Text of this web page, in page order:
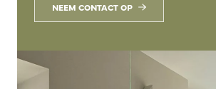
NEEM CONTACT OP